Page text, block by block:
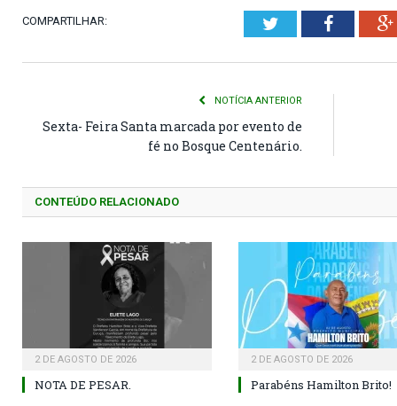
COMPARTILHAR: Twitter
NOTÍCIA ANTERIOR
Sexta- Feira Santa marcada por evento de
fé no Bosque Centenário.
CONTEÚDO RELACIONADO
2 DE AGOSTO DE 2026
NOTA DE PESAR.
2 DE AGOSTO DE 2026
Parabéns Hamilton Brito!